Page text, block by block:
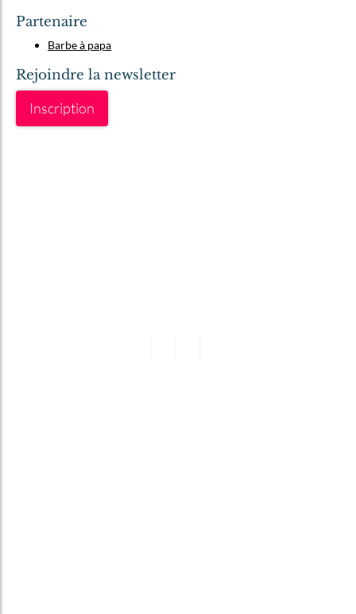
Partenaire
Barbe à papa
Rejoindre la newsletter
Inscription